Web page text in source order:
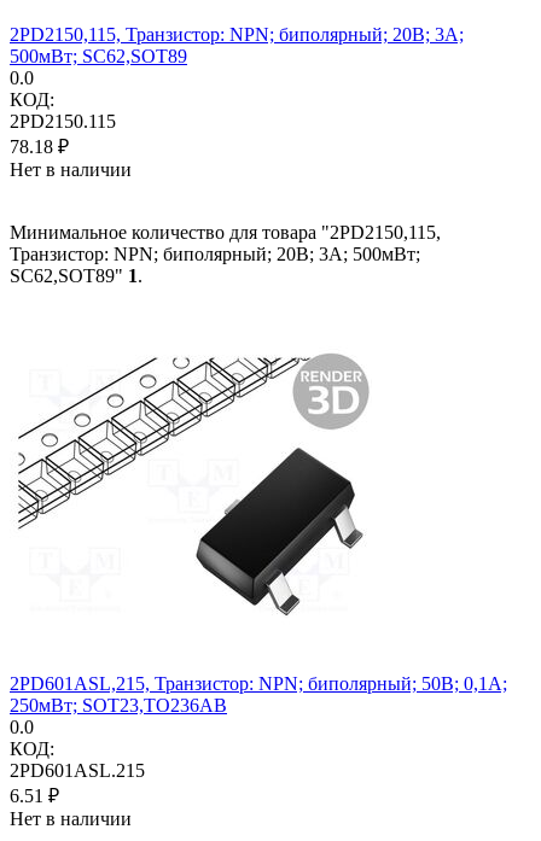
2PD2150,115, Транзистор: NPN; биполярный; 20В; 3А;
500мВт; SC62,SOT89
0.0
КОД:
2PD2150.115
78.18 ₽
Нет в наличии
Минимальное количество для товара "2PD2150,115,
Транзистор: NPN; биполярный; 20В; 3А; 500мВт;
SC62,SOT89" 1.
2PD601ASL,215, Транзистор: NPN; биполярный; 50В; 0,1А;
250мВт; SOT23,TO236AB
0.0
КОД:
2PD601ASL.215
6.51 ₽
Нет в наличии